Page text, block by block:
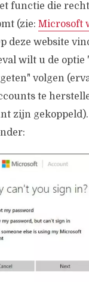
functie die
(zie: Microsoft
deze website
wilt u de optie
volgen
te
zijn gekoppeld).